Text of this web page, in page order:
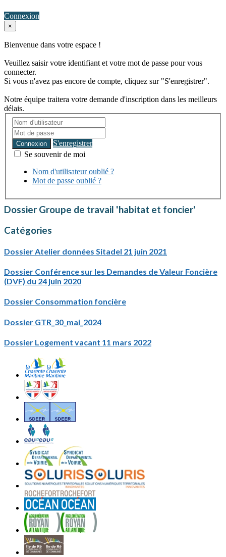
Connexion
×
Bienvenue dans votre espace !
Veuillez saisir votre identifiant et votre mot de passe pour vous
connecter.
Si vous n'avez pas encore de compte, cliquez sur "S'enregistrer".
Notre équipe traitera votre demande d'inscription dans les meilleurs
délais.
Connexion
S'enregistrer
Se souvenir de moi
Nom d'utilisateur oublié ?
Mot de passe oublié ?
Dossier Groupe de travail 'habitat et foncier'
Catégories
Dossier Atelier données Sitadel 21 juin 2021
Dossier Conférence sur les Demandes de Valeur Foncière
(DVF) du 24 juin 2020
Dossier Consommation foncière
Dossier GTR_30_mai_2024
Dossier Logement vacant 11 mars 2022